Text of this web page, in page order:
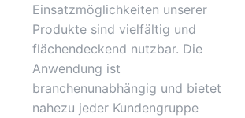
Einsatzmöglichkeiten unserer
Produkte sind vielfältig und
flächendeckend nutzbar. Die
Anwendung ist
branchenunabhängig und bietet
nahezu jeder Kundengruppe